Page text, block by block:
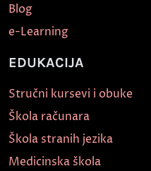
Blog
e-Learning
EDUKACIJA
Stručni kursevi i obuke
Škola računara
Škola stranih jezika
Medicinska škola